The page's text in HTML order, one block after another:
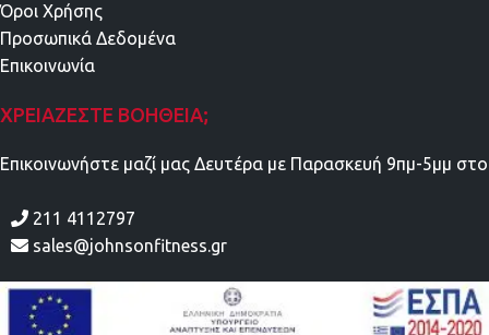
Όροι Χρήσης
Προσωπικά Δεδομένα
Επικοινωνία
ΧΡΕΙΆΖΕΣΤΕ ΒΟΉΘΕΙΑ;
Επικοινωνήστε μαζί μας Δευτέρα με Παρασκευή 9πμ-5μμ στο
211 4112797
sales@johnsonfitness.gr